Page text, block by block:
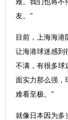
难。我们也将不
友。”
目前，上海海
让海港球迷感到
不满，有很多球
面实力那么强，
难看至极。”
就像日本因为多